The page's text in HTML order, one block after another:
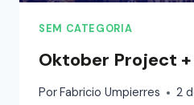
SEM CATEGORIA
Oktober Project +
Por Fabricio Umpierres 2